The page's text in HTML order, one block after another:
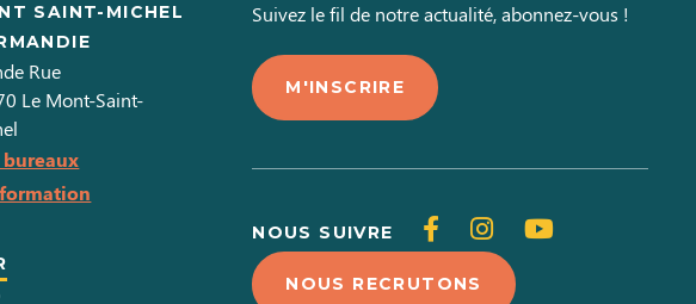
SAINT-MICHEL
Rue
Le Mont-Saint-
bureaux
Suivez le fil de notre actualité, abonnez-vous !
M'INSCRIRE
NOUS SUIVRE
Suivez-
nous
Suivez-
nous
Suivez-
NOUS RECRUTONS